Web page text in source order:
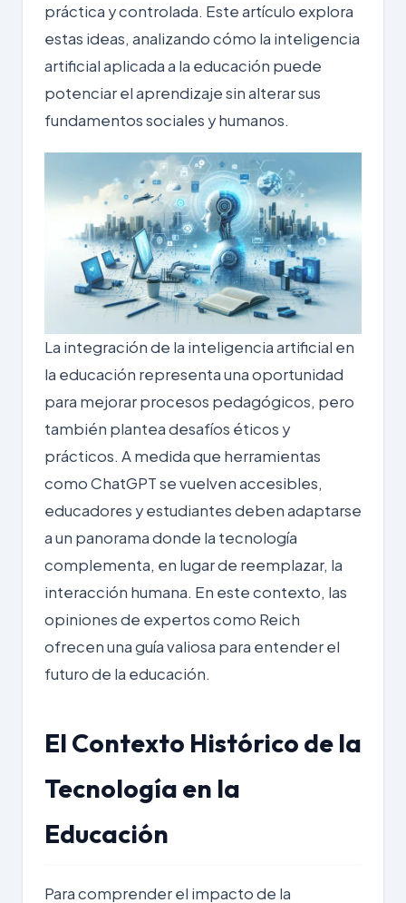
práctica y controlada. Este artículo explora
estas ideas, analizando cómo la inteligencia
artificial aplicada a la educación puede
potenciar el aprendizaje sin alterar sus
fundamentos sociales y humanos.
La integración de la inteligencia artificial en
la educación representa una oportunidad
para mejorar procesos pedagógicos, pero
también plantea desafíos éticos y
prácticos. A medida que herramientas
como ChatGPT se vuelven accesibles,
educadores y estudiantes deben adaptarse
a un panorama donde la tecnología
complementa, en lugar de reemplazar, la
interacción humana. En este contexto, las
opiniones de expertos como Reich
ofrecen una guía valiosa para entender el
futuro de la educación.
El Contexto Histórico de la
Tecnología en la
Educación
Para comprender el impacto de la